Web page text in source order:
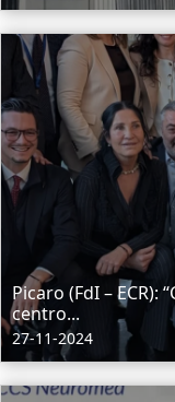
Picaro (FdI – ECR):
centro...
27-11-2024